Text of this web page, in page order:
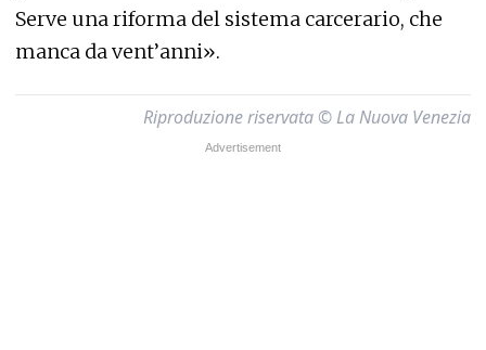
Serve una riforma del sistema carcerario, che
manca da vent’anni».
Riproduzione riservata © La Nuova Venezia